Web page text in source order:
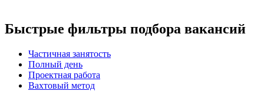
Быстрые фильтры подбора вакансий
Частичная занятость
Полный день
Проектная работа
Вахтовый метод